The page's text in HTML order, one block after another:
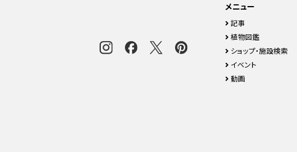
メニュー
記事
植物図鑑
ショップ・施設検索
イベント
動画